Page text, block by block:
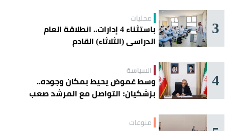
3 محليات
باستثناء 4 إدارات.. انطلاقة العام
الدراسي (الثلاثاء) القادم
4 السياسة
وسط غموض يحيط بمكان وجوده..
بزشكيان: التواصل مع المرشد صعب
منوعات